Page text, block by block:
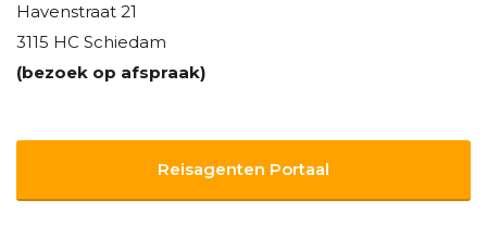
Havenstraat 21
3115 HC Schiedam
(bezoek op afspraak)
Reisagenten Portaal